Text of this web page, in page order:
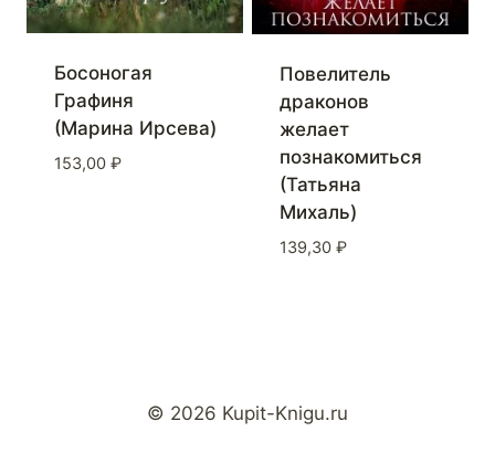
Босоногая
Графиня
(Марина Ирсева)
153,00 ₽
Повелитель
драконов
желает
познакомиться
(Татьяна
Михаль)
139,30 ₽
© 2026 Kupit-Knigu.ru